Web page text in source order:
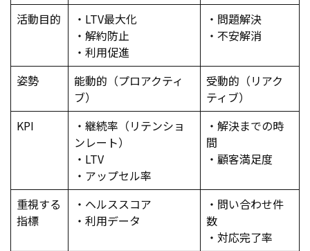
活動目的
・LTV最大化
・解約防止
・利用促進
・問題解決
・不安解消
姿勢
能動的（プロアクティ
ブ）
受動的（リアク
ティブ）
KPI
・継続率（リテンショ
ンレート）
・LTV
・アップセル率
・解決までの時
間
・顧客満足度
重視する
指標
・ヘルススコア
・利用データ
・問い合わせ件
数
・対応完了率